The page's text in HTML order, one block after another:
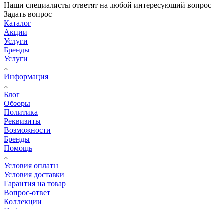
Наши специалисты ответят на любой интересующий вопрос
Задать вопрос
Каталог
Акции
Услуги
Бренды
Услуги
Информация
Блог
Обзоры
Политика
Реквизиты
Возможности
Бренды
Помощь
Условия оплаты
Условия доставки
Гарантия на товар
Вопрос-ответ
Коллекции